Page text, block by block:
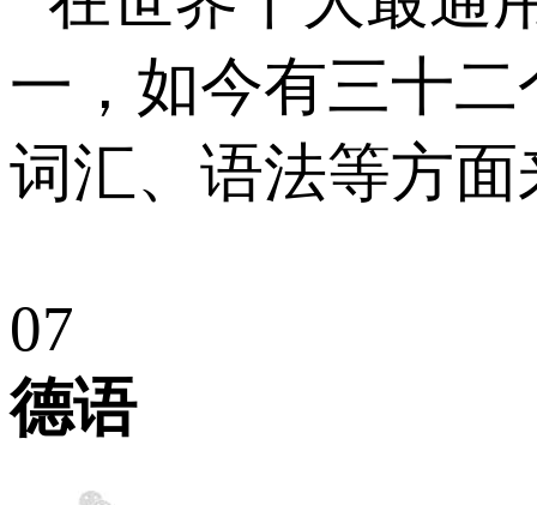
一，如今有三十
词汇、语法等方
07
德语